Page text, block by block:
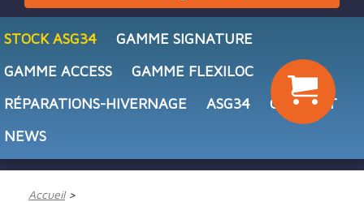
STOCK ASG34
GAMME SIGNATURE
GAMME ACCESS
GAMME FLEXILOC
RÉPARATIONS-HIVERNAGE
ASG34
CONTACT
NEWS
Accueil